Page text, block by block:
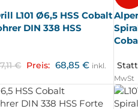
L101 Ø6,5 HSS Cobalt
DIN 338 HSS
€ Preis: 68,85€ inkl.
MwSt